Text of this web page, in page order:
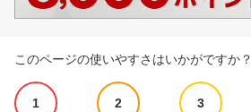
このページの使いやすさはいかがですか？
1 2 3